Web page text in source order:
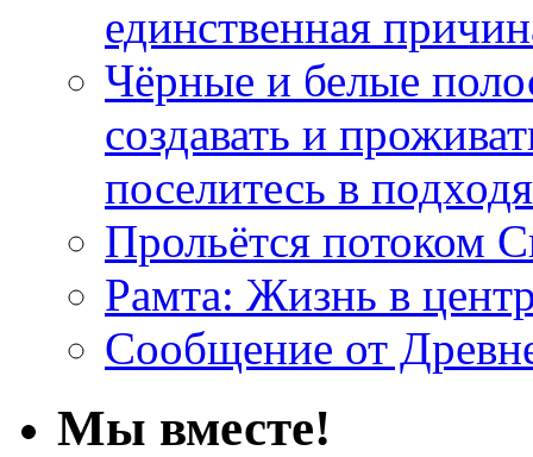
единственная
Чёрные и белые
создавать и
поселитесь в
Прольётся потоком
Рамта: Жизнь в
Сообщение от
Мы вместе!